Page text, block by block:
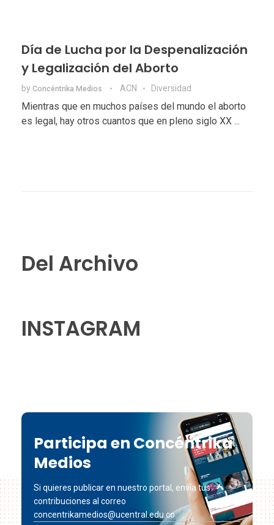
Día de Lucha por la Despenalización
y Legalización del Aborto
by Concéntrika Medios ACN Diversidad
Mientras que en muchos países del mundo el aborto
es legal, hay otros cuantos que en pleno siglo XX ...
Del Archivo
INSTAGRAM
Participa en Concéntrika
Medios
Si quieres publicar en nuestro portal, envía tus
contribuciones al correo
concentrikamedios@ucentral.edu.co